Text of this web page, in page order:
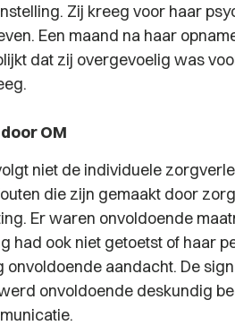
Zij kreeg voor haar
Een maand na haar
dat zij overgevoelig was
OM
niet de individuele
die zijn gemaakt door
Er waren onvoldoende
had ook niet getoetst of haar
onvoldoende aandacht. De
onvoldoende deskundig